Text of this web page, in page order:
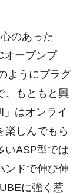
のあった
オープンプ
ようにプラグ
、もともと興
はオンライ
楽しんでもら
いASP型では
ンドで伸び伸
に強く惹